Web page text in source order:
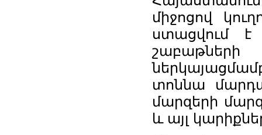
միջոցով
ստացվում
տոննա
մարզերի
և այլ